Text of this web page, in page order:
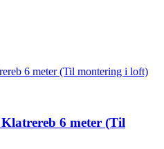
6 meter (Til